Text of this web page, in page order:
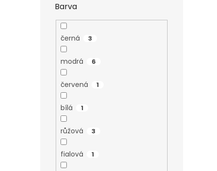
Barva
černá 3
modrá 6
červená 1
bílá 1
růžová 3
fialová 1